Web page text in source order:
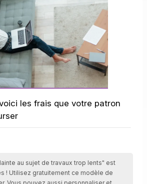
les frais que votre patron
au sujet de travaux trop lents" est
! Utilisez gratuitement ce modèle de